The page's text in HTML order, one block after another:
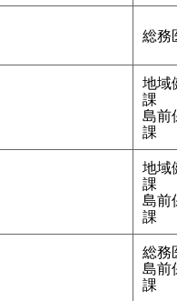
総務
地域
課
島前
課
地域
課
島前
課
総務
島前
課